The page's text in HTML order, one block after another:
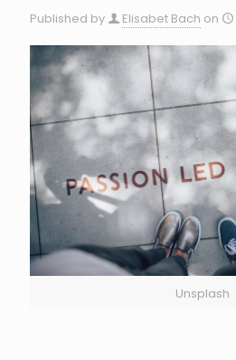
Published by Elisabet Bach on
Unsplash